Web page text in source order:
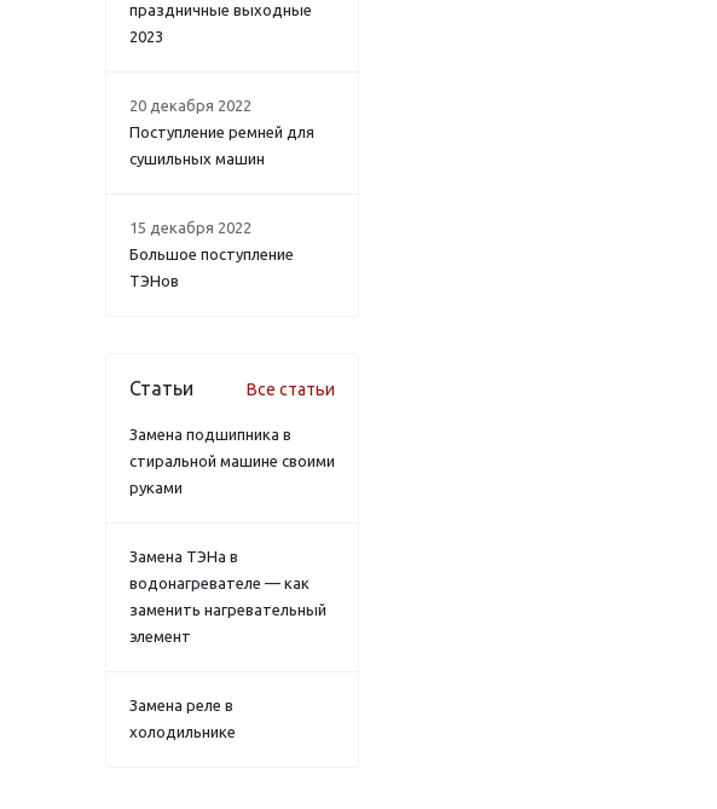
праздничные выходные
2023
20 декабря 2022
Поступление ремней для
сушильных машин
15 декабря 2022
Большое поступление
ТЭНов
Статьи Все статьи
Замена подшипника в
стиральной машине своими
руками
Замена ТЭНа в
водонагревателе — как
заменить нагревательный
элемент
Замена реле в
холодильнике